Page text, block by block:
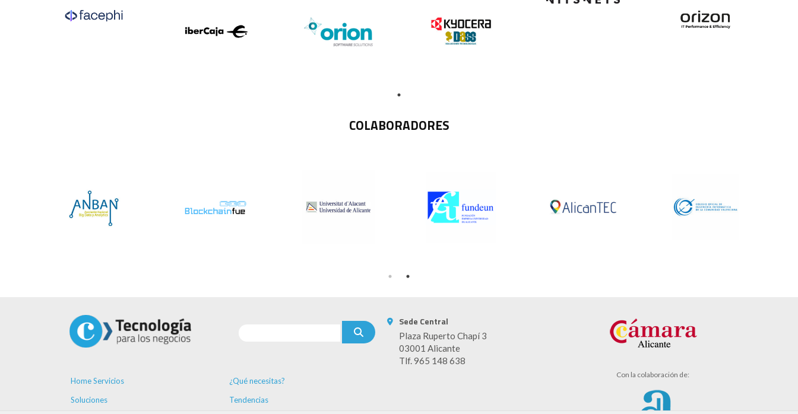
COLABORADORES
Home Servicios
¿Qué necesitas?
Soluciones
Tendencias
Sede Central
Plaza Ruperto Chapí 3
03001 Alicante
Tlf. 965 148 638
Con la colaboración de: